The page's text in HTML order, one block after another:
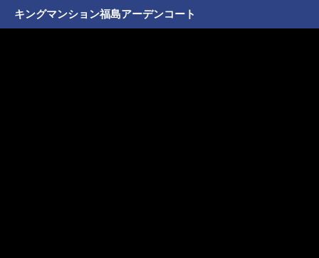
キングマンション福島アーデンコート